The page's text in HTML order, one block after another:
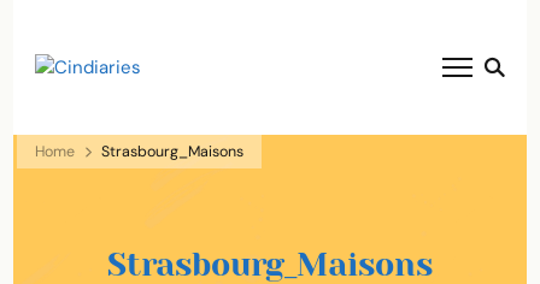
Home Strasbourg_Maisons
Strasbourg_Maisons